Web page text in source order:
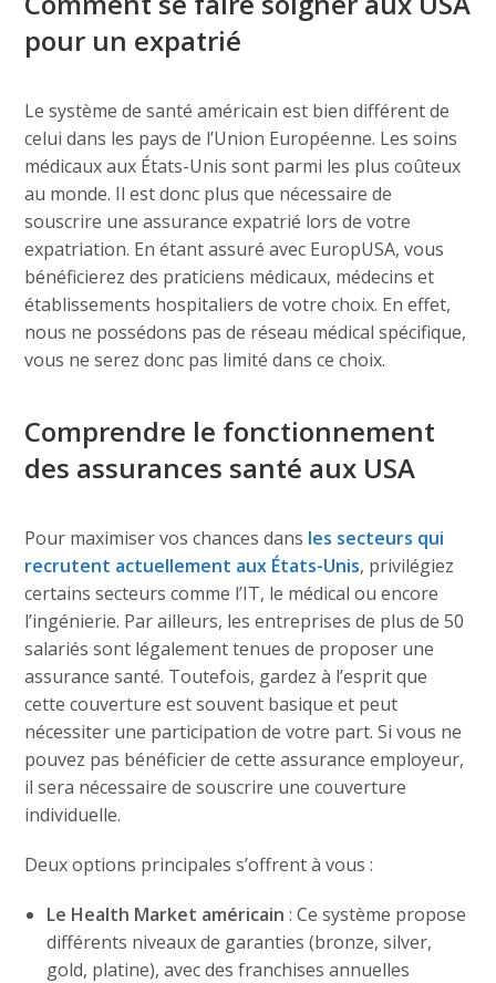
pour un expatrié
Le système de santé américain est bien différent de
celui dans les pays de l’Union Européenne. Les soins
médicaux aux États-Unis sont parmi les plus coûteux
au monde. Il est donc plus que nécessaire de
souscrire une assurance expatrié lors de votre
expatriation. En étant assuré avec EuropUSA, vous
bénéficierez des praticiens médicaux, médecins et
établissements hospitaliers de votre choix. En effet,
nous ne possédons pas de réseau médical spécifique,
vous ne serez donc pas limité dans ce choix.
Comprendre le fonctionnement
des assurances santé aux USA
Pour maximiser vos chances dans les secteurs qui
recrutent actuellement aux États-Unis, privilégiez
certains secteurs comme l’IT, le médical ou encore
l’ingénierie. Par ailleurs, les entreprises de plus de 50
salariés sont légalement tenues de proposer une
assurance santé. Toutefois, gardez à l’esprit que
cette couverture est souvent basique et peut
nécessiter une participation de votre part. Si vous ne
pouvez pas bénéficier de cette assurance employeur,
il sera nécessaire de souscrire une couverture
individuelle.
Deux options principales s’offrent à vous :
Le Health Market américain : Ce système propose
différents niveaux de garanties (bronze, silver,
gold, platine), avec des franchises annuelles